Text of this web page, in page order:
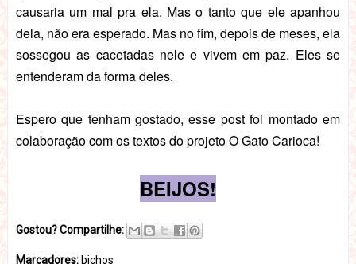
causaria um mal pra ela. Mas o tanto que ele apanhou
dela, não era esperado. Mas no fim, depois de meses, ela
sossegou as cacetadas nele e vivem em paz. Eles se
entenderam da forma deles.
Espero que tenham gostado, esse post foi montado em
colaboração com os textos do projeto O Gato Carioca!
BEIJOS!
Gostou? Compartilhe:
Marcadores: bichos